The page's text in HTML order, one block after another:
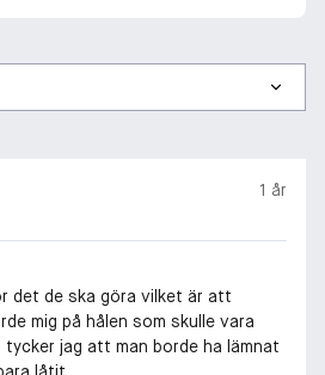
1 år
det de ska göra vilket är att
mig på hålen som skulle vara
jag att man borde ha lämnat